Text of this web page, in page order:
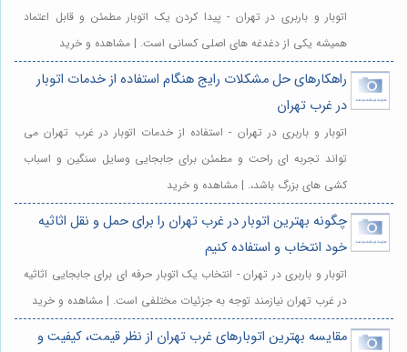
اتوبار و باربری در تهران - پیدا کردن یک اتوبار مطمئن و قابل اعتماد
همیشه یکی از دغدغه های اصلی کسانی است. | مشاهده و خرید
راهکارهای حل مشکلات رایج هنگام استفاده از خدمات اتوبار
در غرب تهران
اتوبار و باربری در تهران - استفاده از خدمات اتوبار در غرب تهران می
تواند تجربه ای راحت و مطمئن برای جابجایی وسایل سنگین و اسباب
کشی های بزرگ باشد،. | مشاهده و خرید
چگونه بهترین اتوبار در غرب تهران را برای حمل و نقل اثاثیه
خود انتخاب و استفاده کنیم
اتوبار و باربری در تهران - انتخاب یک اتوبار حرفه ای برای جابجایی اثاثیه
در غرب تهران نیازمند توجه به جزئیات مختلفی است. | مشاهده و خرید
مقایسه بهترین اتوبارهای غرب تهران از نظر قیمت، کیفیت و